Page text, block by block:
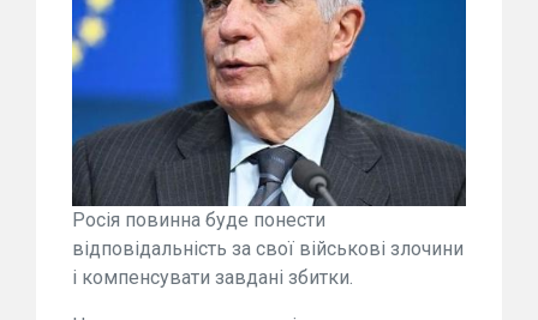
Росія повинна буде понести
відповідальність за свої військові злочини
і компенсувати завдані збитки.